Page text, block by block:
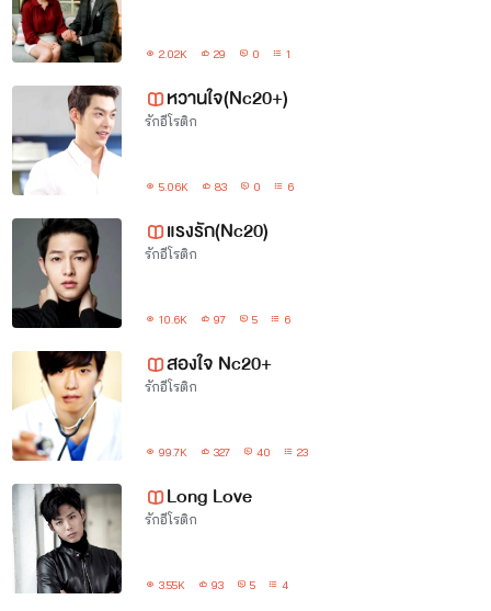
เฮ้ย เราเปิดแฟน เพจแล้วนะ เฟน
SundoriyonG
2.02K 29 0 1
หวานใจ(Nc20+)
รักอีโรติก
5.06K 83 0 6
แรงรัก(Nc20)
รักอีโรติก
10.6K 97 5 6
สองใจ Nc20+
รักอีโรติก
99.7K 327 40 23
Long Love
รักอีโรติก
3.55K 93 5 4